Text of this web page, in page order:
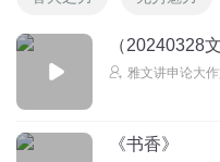
（20240328
雅文讲申论大
《书香》